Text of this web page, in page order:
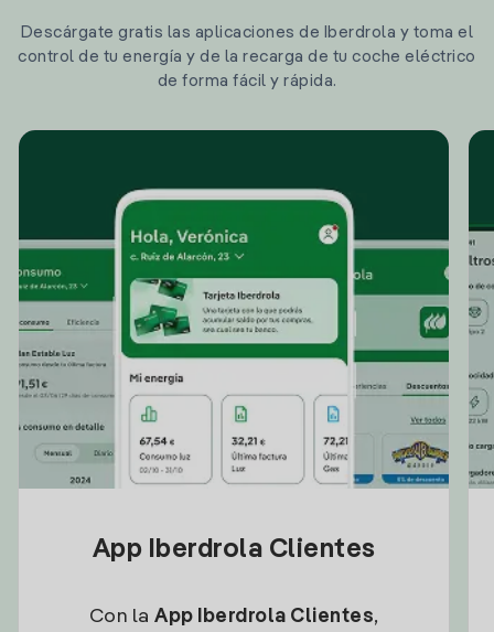
Descárgate gratis las aplicaciones de Iberdrola y toma el
control de tu energía y de la recarga de tu coche eléctrico
de forma fácil y rápida.
App Iberdrola Clientes
Con la App Iberdrola Clientes,